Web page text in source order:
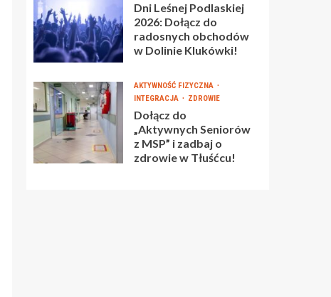
Dni Leśnej Podlaskiej
2026: Dołącz do
radosnych obchodów
w Dolinie Klukówki!
AKTYWNOŚĆ FIZYCZNA
INTEGRACJA
ZDROWIE
Dołącz do
„Aktywnych Seniorów
z MSP” i zadbaj o
zdrowie w Tłuśćcu!